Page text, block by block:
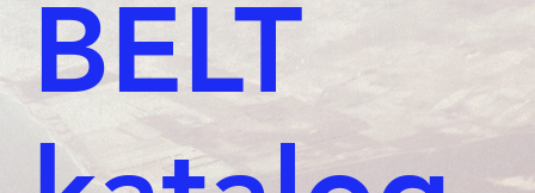
BELT